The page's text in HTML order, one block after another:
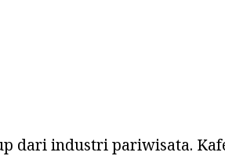
dari industri pariwisata.